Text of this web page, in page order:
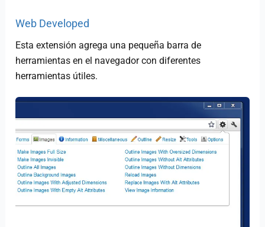
Web Developed
Esta extensión agrega una pequeña barra de
herramientas en el navegador con diferentes
herramientas útiles.